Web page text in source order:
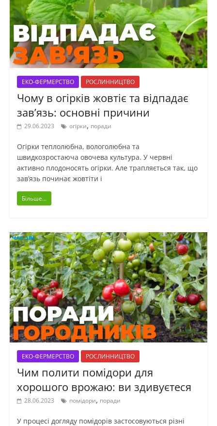
ЕКО-ФЕРМЕРСТВО РОСЛИННИЦТВО
Чому в огірків жовтіє та відпадає
зав’язь: основні причини
29.06.2023 огірки, поради
Огірки теплолюбна, вологолюбна та
швидкозростаюча овочева культура. У червні
активно плодоносять огірки. Але трапляється так, що
зав’язь починає жовтіти і
Більше...
ЕКО-ФЕРМЕРСТВО РОСЛИННИЦТВО
Чим полити помідори для
хорошого врожаю: ви здивуєтеся
28.06.2023 помідори, поради
У процесі догляду помідорів застосовуються різні